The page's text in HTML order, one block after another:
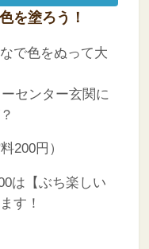
を塗ろう！
で色をぬって大
センター玄関に
200円）
は【ぶち楽しい
す！